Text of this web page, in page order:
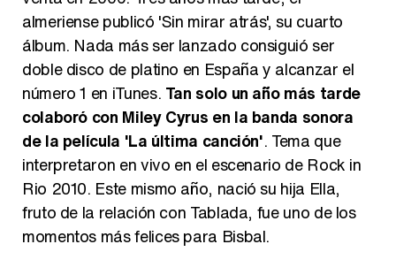
almeriense publicó 'Sin mirar atrás', su cuarto
álbum. Nada más ser lanzado consiguió ser
doble disco de platino en España y alcanzar el
número 1 en iTunes. Tan solo un año más tarde
colaboró con Miley Cyrus en la banda sonora
de la película 'La última canción'. Tema que
interpretaron en vivo en el escenario de Rock in
Rio 2010. Este mismo año, nació su hija Ella,
fruto de la relación con Tablada, fue uno de los
momentos más felices para Bisbal.